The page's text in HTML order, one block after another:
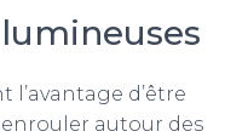
l’avantage d’être
enrouler autour des